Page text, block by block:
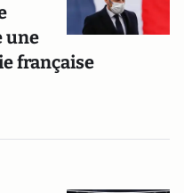
une
française